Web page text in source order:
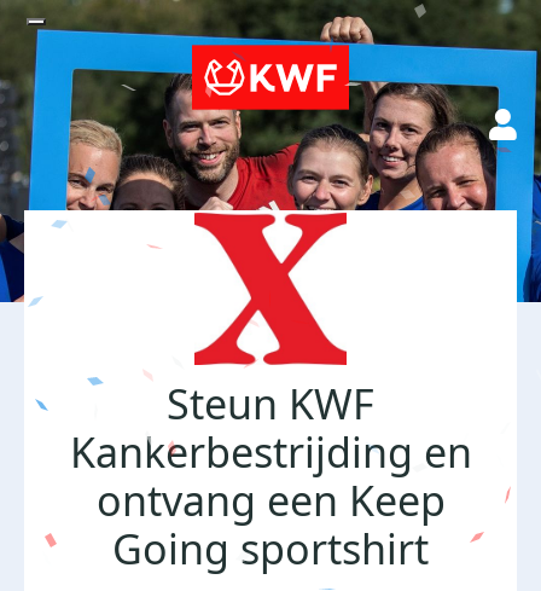
Steun KWF
Kankerbestrijding en
ontvang een Keep
Going sportshirt